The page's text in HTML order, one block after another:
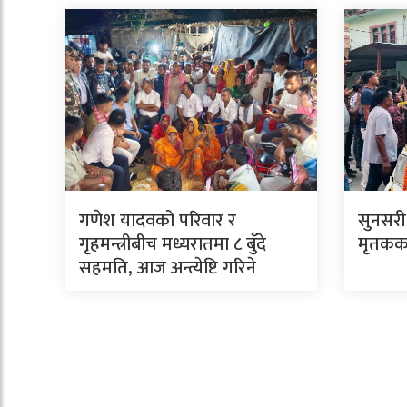
गणेश यादवको परिवार र
गृहमन्त्रीबीच मध्यरातमा ८ बुँदे
सहमति, आज अन्त्येष्टि गरिने